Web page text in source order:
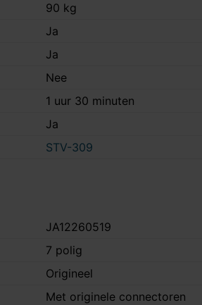
90 kg
Ja
Ja
Nee
1 uur 30 minuten
Ja
STV-309
JA12260519
7 polig
Origineel
Met originele connectoren